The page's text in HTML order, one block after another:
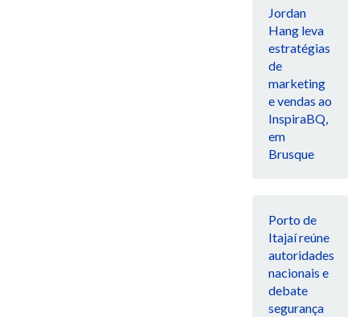
Jordan
Hang leva
estratégias
de
marketing
e vendas ao
InspiraBQ,
em
Brusque
Porto de
Itajaí reúne
autoridades
nacionais e
debate
segurança